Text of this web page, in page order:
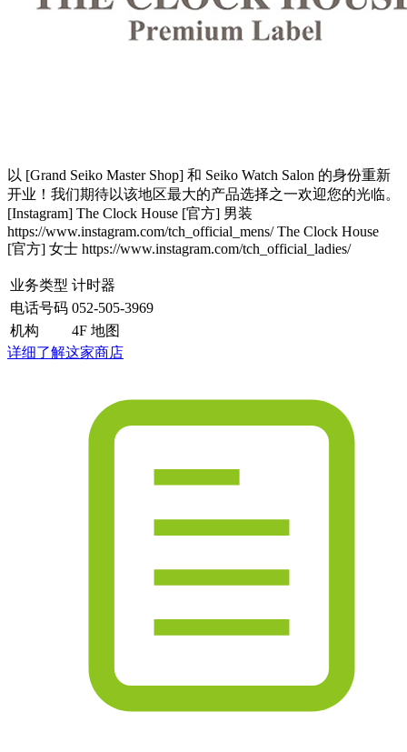
以 [Grand Seiko Master Shop] 和 Seiko Watch Salon 的身份重新
开业！我们期待以该地区最大的产品选择之一欢迎您的光临。
[Instagram] The Clock House [官方] 男装
https://www.instagram.com/tch_official_mens/ The Clock House
[官方] 女士 https://www.instagram.com/tch_official_ladies/
业务类型 计时器
电话号码 052-505-3969
机构
4F 地图
详细了解这家商店